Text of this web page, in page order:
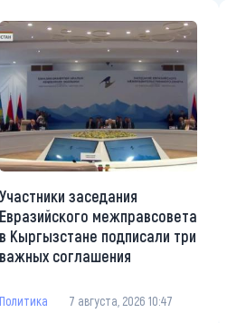
Участники заседания
Евразийского межправсовета
в Кыргызстане подписали три
важных соглашения
Политика 7 августа, 2026 10:47